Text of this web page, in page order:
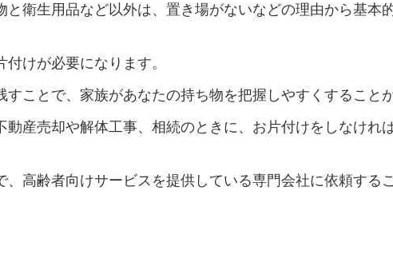
衛生用品など以外は、置き場がないなどの理由から基本
けが必要になります。
ことで、家族があなたの持ち物を把握しやすくすること
産売却や解体工事、相続のときに、お片付けをしなけれ
高齢者向けサービスを提供している専門会社に依頼する